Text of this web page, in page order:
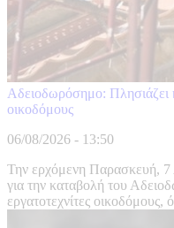
Αδειοδωρόσημο: Πλησιάζει
οικοδόμους
06/08/2026 - 13:50
Την ερχόμενη Παρασκευή,
για την καταβολή του
εργατοτεχνίτες